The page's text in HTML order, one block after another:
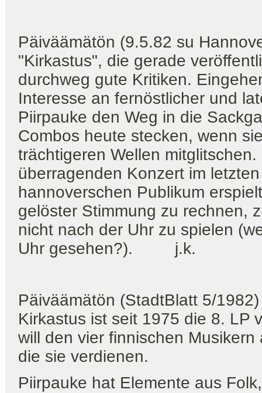
Päiväämätön (9.5.82 su
"Kirkastus", die gerade
durchweg gute Kritiken.
Interesse an fernöstlicher und
Piirpauke den Weg in die
Combos heute stecken, wenn
trächtigeren Wellen
überragenden Konzert im
hannoverschen Publikum
gelöster Stimmung zu rechnen,
nicht nach der Uhr zu spielen
Uhr gesehen?). j.k.
Päiväämätön (StadtBlatt 5/
Kirkastus ist seit 1975 die 8. LP
will den vier finnischen
die sie verdienen.
Piirpauke hat Elemente aus